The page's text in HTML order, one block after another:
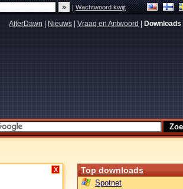
|Wachtwoord kwijt
AfterDawn Nieuws Vraag en Antwoord Downloads
X Top downloads
Spotnet